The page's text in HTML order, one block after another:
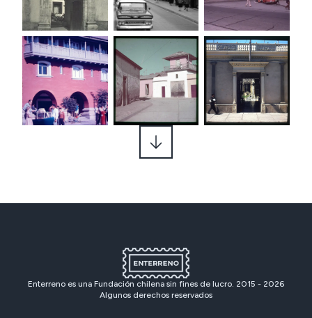
Enterreno es una Fundación chilena sin fines de lucro. 2015 - 2026
Algunos derechos reservados